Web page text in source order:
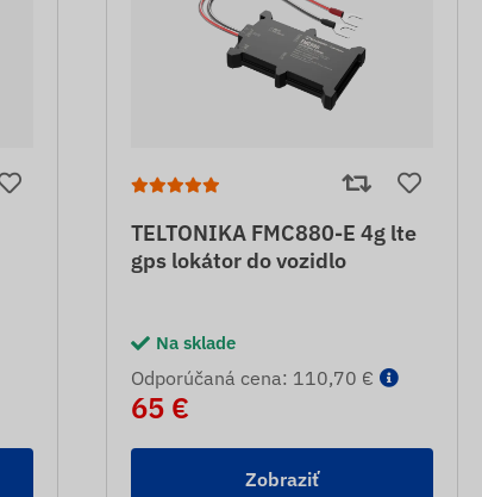
TELTONIKA FMC880-E 4g lte
gps lokátor do vozidlo
Na sklade
Odporúčaná cena: 110,70 €
65 €
Zobraziť